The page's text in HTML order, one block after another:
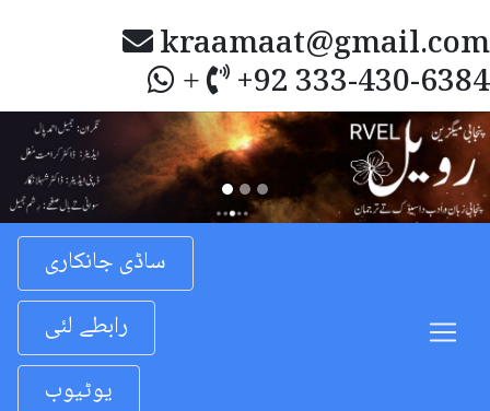
kraamaat@gmail.com
+ +92 333-430-6384
Previous
ساڈی جانکاری
رابطے لئی
یوٹیوب